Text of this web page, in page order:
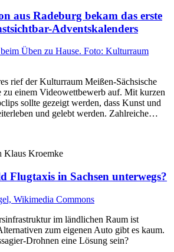
aus Radeburg bekam das erste
Adventskalenders
rief der Kulturraum Meißen-Sächsische
zu einem Videowettbewerb auf. Mit kurzen
sollte gezeigt werden, dass Kunst und
und gelebt werden. Zahlreiche…
Klaus Kroemke
Flugtaxis in Sachsen unterwegs?
im ländlichen Raum ist
zum eigenen Auto gibt es kaum.
Drohnen eine Lösung sein?